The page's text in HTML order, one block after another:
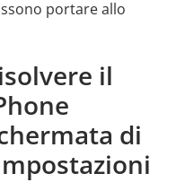
portare allo
il
di